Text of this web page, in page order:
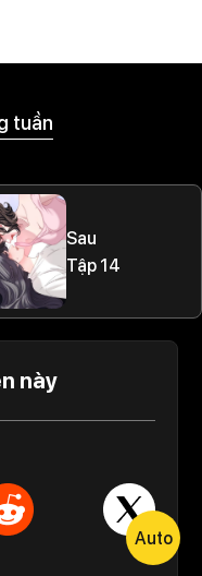
tuần
Sau
Tập 14
này
Auto